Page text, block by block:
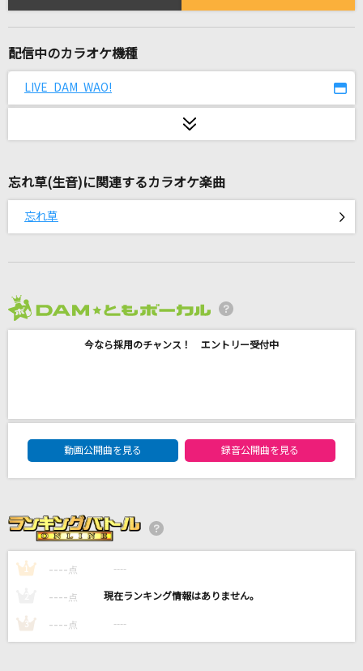
ミックスナッツ
タペストリー
レクイエム
Kanaria feat. 星街すいせい
[生音]カルマ
ロビンソン
GRANRODEO
[生音]コネクト
[生音]きっと どこかで
TUBE(チューブ)
配信中のカラオケ機種
LIVE DAM WAO!
忘れ草(生音)に関連するカラオケ楽曲
忘れ草
今なら採用のチャンス！ エントリー受付中
DAM★ともボーカルエントリーランキング
動画公開曲を見る
録音公開曲を見る
1 ---- 点 ----
---- 点 ----
3 ---- 点 ----